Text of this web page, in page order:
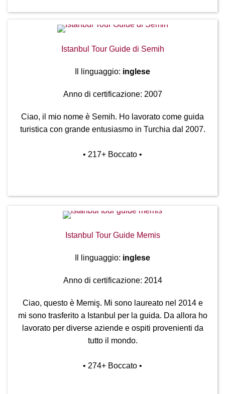
Istanbul Tour Guide di Semih
Il linguaggio: inglese
Anno di certificazione: 2007
Ciao, il mio nome è Semih. Ho lavorato come guida
turistica con grande entusiasmo in Turchia dal 2007.
• 217+ Boccato •
Istanbul Tour Guide Memis
Il linguaggio: inglese
Anno di certificazione: 2014
Ciao, questo è Memiş. Mi sono laureato nel 2014 e
mi sono trasferito a Istanbul per la guida. Da allora ho
lavorato per diverse aziende e ospiti provenienti da
tutto il mondo.
• 274+ Boccato •